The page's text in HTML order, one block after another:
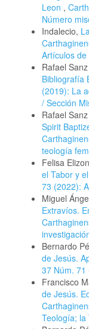
Leon ,
Número
Indalecio,
Artículos
Rafael
Bibliografía
(2019): La
/ Sección
Rafael
Spirit
teología
Felisa
el Tabor y
73 (2022):
Miguel
Extravíos.
Bernardo
de Jesús.
37 Núm. 71
Francisco
de Jesús.
Teología; la